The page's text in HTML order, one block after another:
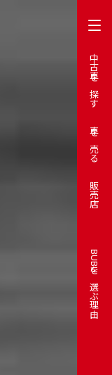
中古車を探す
車を売る
販売店
BUBUを選ぶ理由